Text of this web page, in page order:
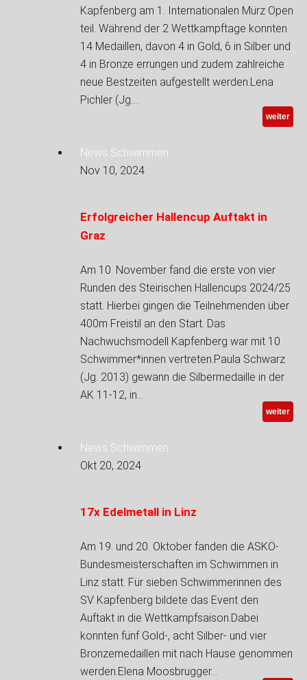
Kapfenberg am 1. Internationalen Mürz Open
teil. Während der 2 Wettkampftage konnten
14 Medaillen, davon 4 in Gold, 6 in Silber und
4 in Bronze errungen und zudem zahlreiche
neue Bestzeiten aufgestellt werden.Lena
Pichler (Jg.…
weiter
News Schwimmen
Nov 10, 2024
Erfolgreicher Hallencup Auftakt in
Graz
Am 10. November fand die erste von vier
Runden des Steirischen Hallencups 2024/25
statt. Hierbei gingen die Teilnehmenden über
400m Freistil an den Start. Das
Nachwuchsmodell Kapfenberg war mit 10
Schwimmer*innen vertreten.Paula Schwarz
(Jg. 2013) gewann die Silbermedaille in der
AK 11-12, in…
weiter
News Schwimmen
Okt 20, 2024
17x Edelmetall in Linz
Am 19. und 20. Oktober fanden die ASKÖ-
Bundesmeisterschaften im Schwimmen in
Linz statt. Für sieben Schwimmerinnen des
SV Kapfenberg bildete das Event den
Auftakt in die Wettkampfsaison.Dabei
konnten fünf Gold-, acht Silber- und vier
Bronzemedaillen mit nach Hause genommen
werden.Elena Moosbrugger…